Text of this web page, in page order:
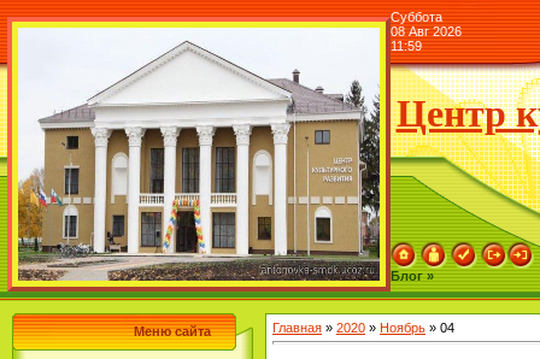
Суббота
08 Авг 2026
11:59
Центр
Блог »
Меню сайта Главная » 2020 » Ноябрь » 04